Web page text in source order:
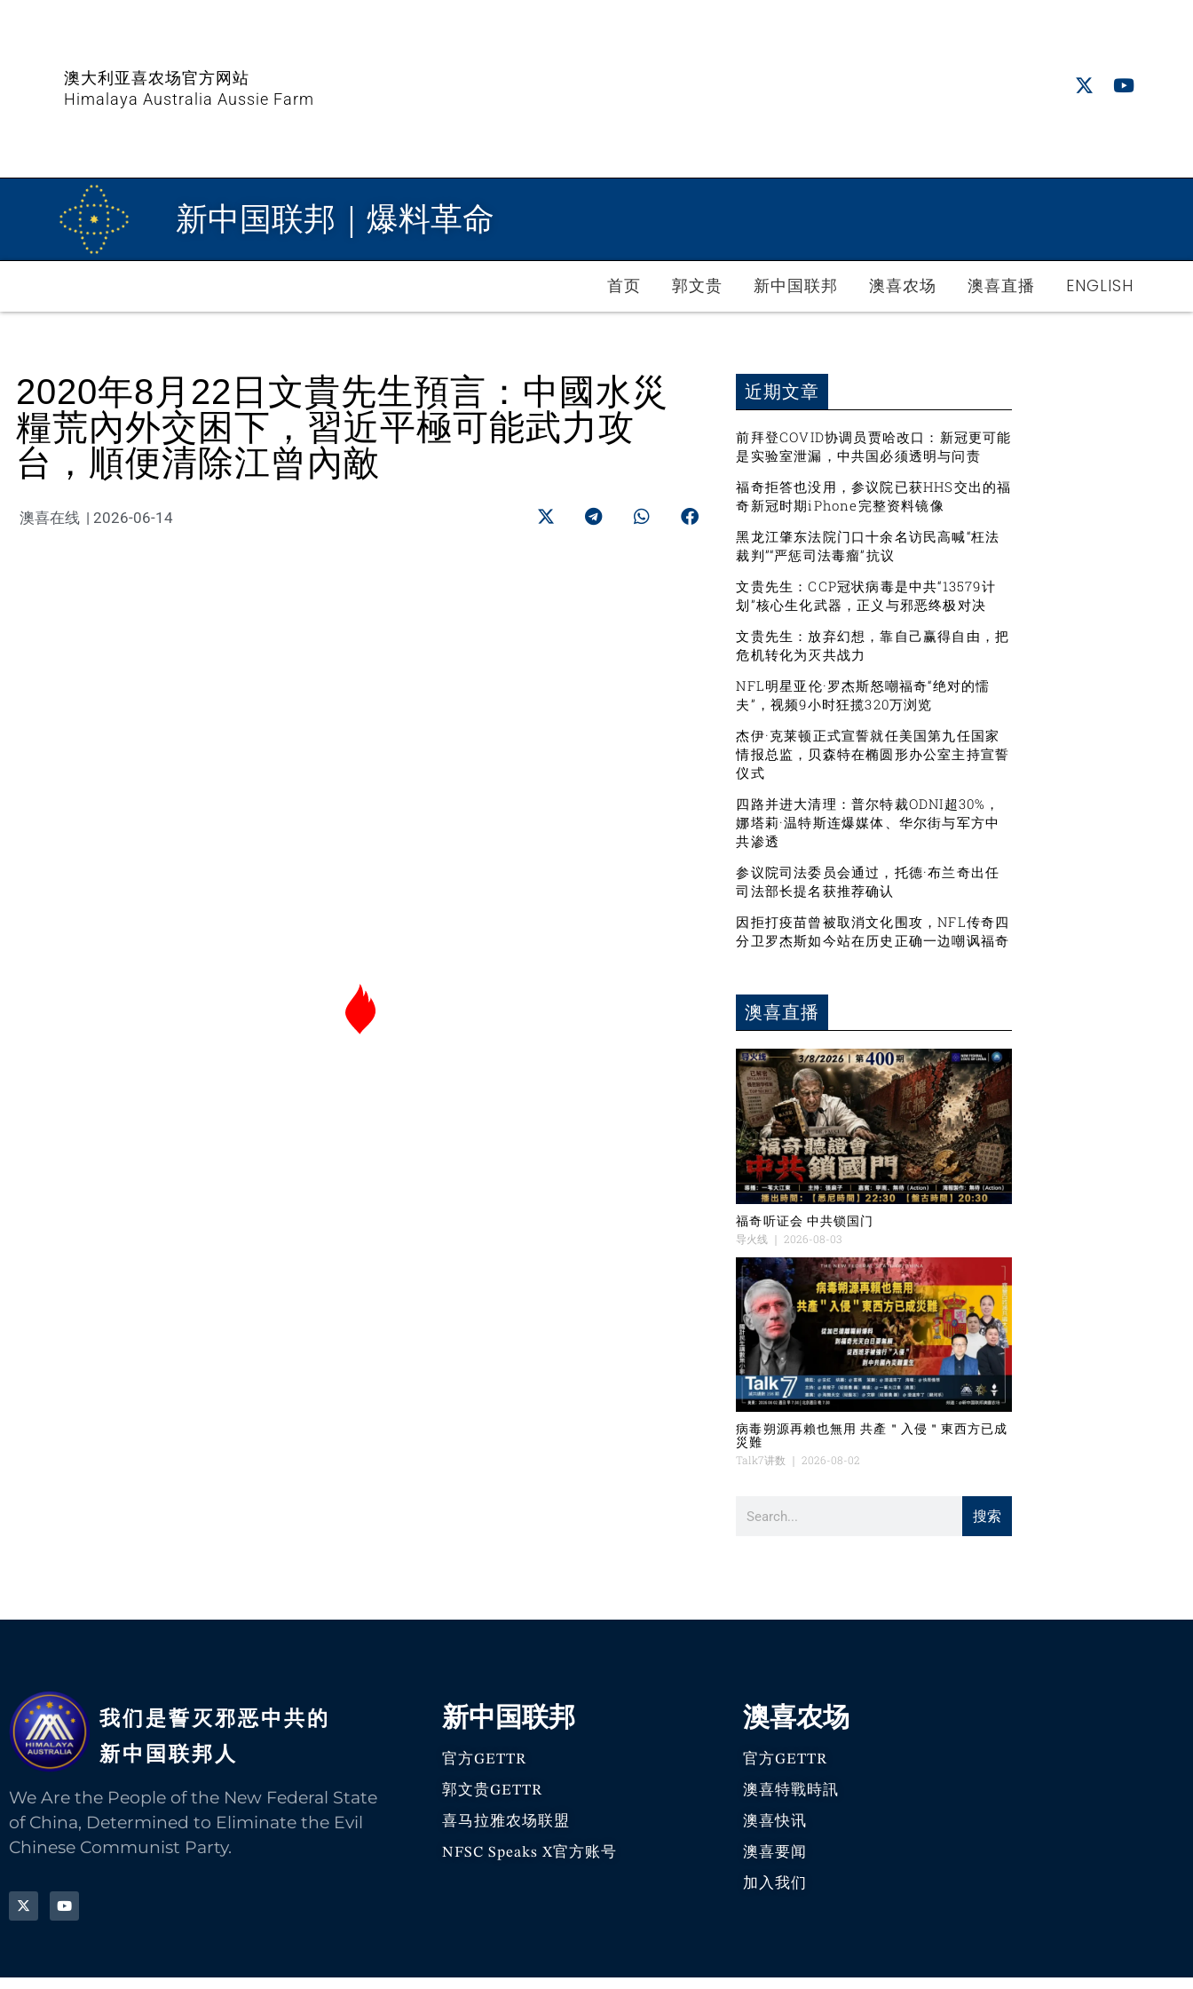
澳大利亚喜农场官方网站
Himalaya Australia Aussie Farm
新中国联邦｜爆料革命
首页 郭文贵 新中国联邦 澳喜农场 澳喜直播 ENGLISH
2020年8月22日文貴先生預言：中國水災
糧荒內外交困下，習近平極可能武力攻
台，順便清除江曾內敵
澳喜在线 | 2026-06-14
近期文章
前拜登COVID协调员贾哈改口：新冠更可能
是实验室泄漏，中共国必须透明与问责
福奇拒答也没用，参议院已获HHS交出的福
奇新冠时期iPhone完整资料镜像
黑龙江肇东法院门口十余名访民高喊“枉法
裁判”“严惩司法毒瘤”抗议
文贵先生：CCP冠状病毒是中共“13579计
划”核心生化武器，正义与邪恶终极对决
文贵先生：放弃幻想，靠自己赢得自由，把
危机转化为灭共战力
NFL明星亚伦·罗杰斯怒嘲福奇“绝对的懦
夫”，视频9小时狂揽320万浏览
杰伊·克莱顿正式宣誓就任美国第九任国家
情报总监，贝森特在椭圆形办公室主持宣誓
仪式
四路并进大清理：普尔特裁ODNI超30%，
娜塔莉·温特斯连爆媒体、华尔街与军方中
共渗透
参议院司法委员会通过，托德·布兰奇出任
司法部长提名获推荐确认
因拒打疫苗曾被取消文化围攻，NFL传奇四
分卫罗杰斯如今站在历史正确一边嘲讽福奇
澳喜直播
福奇听证会 中共锁国门
导火线
2026-08-03
病毒朔源再賴也無用 共產＂入侵＂東西方已成
災難
Talk7讲数
2026-08-02
搜索
我们是誓灭邪恶中共的
新中国联邦人​
We Are the People of the New Federal State
of China, Determined to Eliminate the Evil
Chinese Communist Party.
新中国联邦
官方GETTR
郭文贵GETTR
喜马拉雅农场联盟
NFSC Speaks X官方账号
澳喜农场
官方GETTR
澳喜特戰時訊
澳喜快讯
澳喜要闻
加入我们